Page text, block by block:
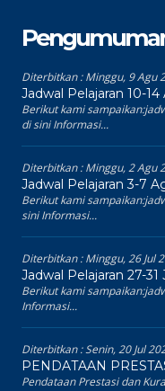
Diterbitkan :Minggu, 9 Agu
Jadwal Pelajaran 10-
Berikut kami
di sini Informasi...
Diterbitkan :Minggu, 2 Agu
Jadwal Pelajaran 3-7
Berikut kami
sini Informasi...
Diterbitkan :Minggu, 26 Jul
Jadwal Pelajaran 27-31
Berikut kami
Informasi...
Diterbitkan :Senin, 20 Jul
PENDATAAN
Pendataan Prestasi dan